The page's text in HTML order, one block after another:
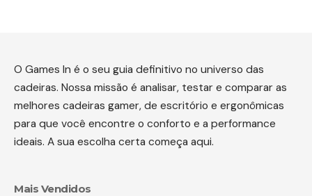
O Games In é o seu guia definitivo no universo das
cadeiras. Nossa missão é analisar, testar e comparar as
melhores cadeiras gamer, de escritório e ergonômicas
para que você encontre o conforto e a performance
ideais. A sua escolha certa começa aqui.
Mais Vendidos